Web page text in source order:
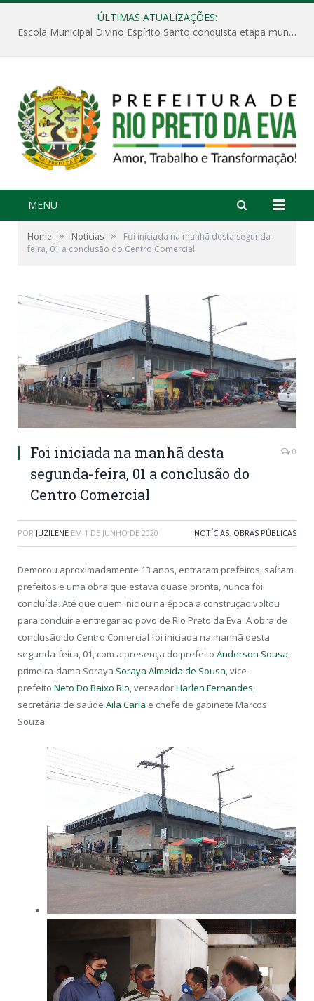
ÚLTIMAS ATUALIZAÇÕES:
Escola Municipal Divino Espírito Santo conquista etapa municipal da V Feira Amazonense de Matemática
MENU
Home » Notícias »
Foi iniciada na manhã desta segunda-
feira, 01 a conclusão do Centro Comercial
Foi iniciada na manhã desta
segunda-feira, 01 a conclusão do
Centro Comercial
0
POR JUZILENE EM 1 DE JUNHO DE 2020 NOTÍCIAS, OBRAS PÚBLICAS
Demorou aproximadamente 13 anos, entraram prefeitos, saíram
prefeitos e uma obra que estava quase pronta, nunca foi
concluída. Até que quem iniciou na época a construção voltou
para concluir e entregar ao povo de Rio Preto da Eva. A obra de
conclusão do Centro Comercial foi iniciada na manhã desta
segunda-feira, 01, com a presença do prefeito Anderson Sousa,
primeira-dama Soraya Soraya Almeida de Sousa, vice-
prefeito Neto Do Baixo Rio, vereadorHarlen Fernandes,
secretária de saúde Aila Carla e chefe de gabinete Marcos
Souza.